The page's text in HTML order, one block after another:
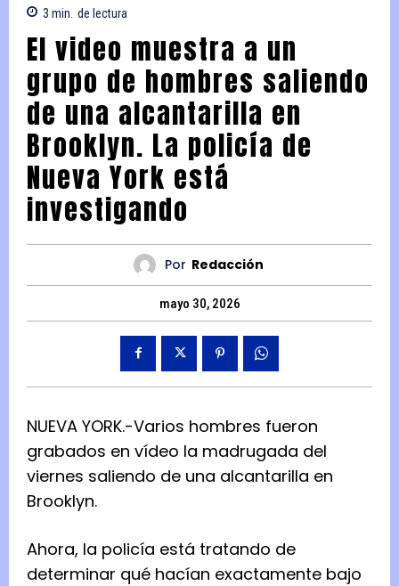
3 min. de lectura
El video muestra a un
grupo de hombres saliendo
de una alcantarilla en
Brooklyn. La policía de
Nueva York está
investigando
Por Redacción
mayo 30, 2026
NUEVA YORK.-Varios hombres fueron
grabados en vídeo la madrugada del
viernes saliendo de una alcantarilla en
Brooklyn.
Ahora, la policía está tratando de
determinar qué hacían exactamente bajo